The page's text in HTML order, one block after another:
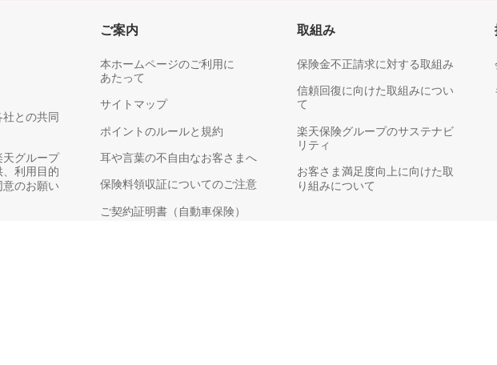
との共同
天グループ
利用目的
のお願い
ご案内
本ホームページのご利用に
あたって
サイトマップ
ポイントのルールと規約
耳や言葉の不自由なお客さまへ
保険料領収証についてのご注意
ご契約証明書（自動車保険）
取組み
保険金不正請求に対する取組み
信頼回復に向けた取組みについ
て
楽天保険グループのサステナビ
リティ
お客さま満足度向上に向けた取
り組みについて